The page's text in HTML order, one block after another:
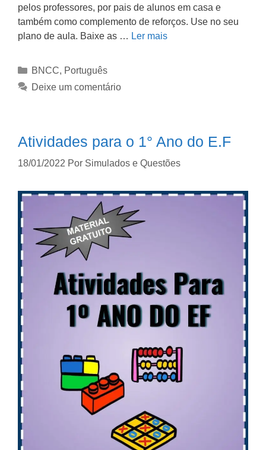
pelos professores, por pais de alunos em casa e
também como complemento de reforços. Use no seu
plano de aula. Baixe as … Ler mais
BNCC, Português
Deixe um comentário
Atividades para o 1° Ano do E.F
18/01/2022 Por Simulados e Questões